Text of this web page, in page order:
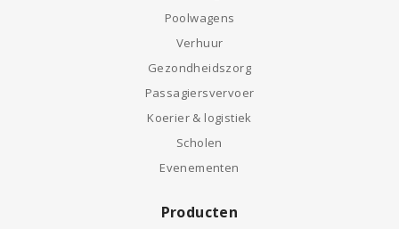
Poolwagens
Verhuur
Gezondheidszorg
Passagiersvervoer
Koerier & logistiek
Scholen
Evenementen
Producten